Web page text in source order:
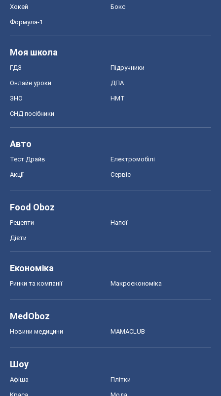
Хокей Бокс
Формула-1
Моя школа
ГДЗ Підручники
Онлайн уроки ДПА
ЗНО НМТ
СНД посібники
Авто
Тест Драйв Електромобілі
Акції Сервіс
Food Oboz
Рецепти Напої
Дієти
Економіка
Ринки та компанії Макроекономіка
MedOboz
Новини медицини MAMACLUB
Шоу
Афіша Плітки